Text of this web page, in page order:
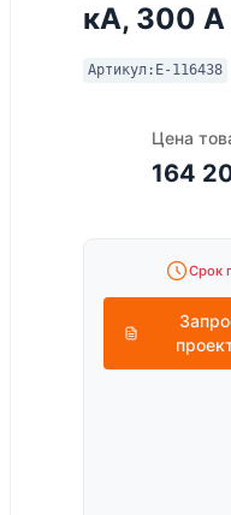
кА, 300 А
Артикул: E-116438
Цена
164
Срок